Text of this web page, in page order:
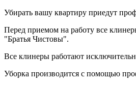
Убирать вашу квартиру приедут
Перед приемом на работу все
"Братья Чистовы".
Все клинеры работают
Уборка производится с помощью